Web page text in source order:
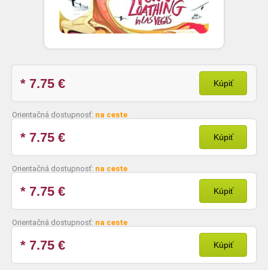
* 7.75 € Kúpiť
Orientačná dostupnosť: na ceste
* 7.75 € Kúpiť
Orientačná dostupnosť: na ceste
* 7.75 € Kúpiť
Orientačná dostupnosť: na ceste
* 7.75 € Kúpiť